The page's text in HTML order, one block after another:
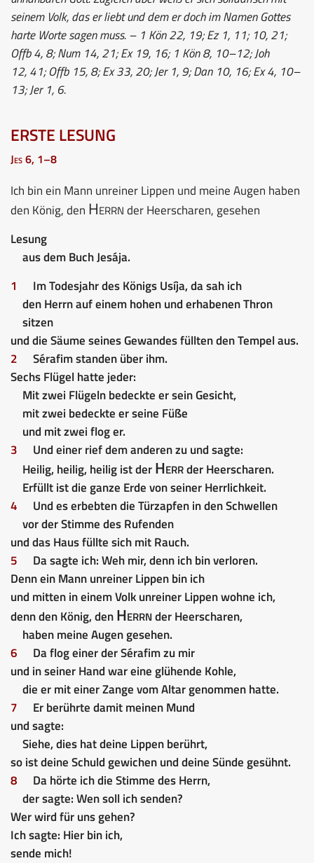
seinem Volk, das er liebt und dem er doch im Namen Gottes
harte Worte sagen muss. – 1 Kön 22, 19; Ez 1, 11; 10, 21;
Offb 4, 8; Num 14, 21; Ex 19, 16; 1 Kön 8, 10–12; Joh
12, 41; Offb 15, 8; Ex 33, 20; Jer 1, 9; Dan 10, 16; Ex 4, 10–
13; Jer 1, 6.
ERSTE LESUNG
Jes 6, 1–8
Ich bin ein Mann unreiner Lippen und meine Augen haben
den König, den Herrnder Heerscharen, gesehen
Lesung
aus dem Buch Jesája.
1
Im Todesjahr des Königs Usíja, da sah ich
den Herrn auf einem hohen und erhabenen Thron
sitzen
und die Säume seines Gewandes füllten den Tempel aus.
2
Sérafim standen über ihm.
Sechs Flügel hatte jeder:
Mit zwei Flügeln bedeckte er sein Gesicht,
mit zwei bedeckte er seine Füße
und mit zwei flog er.
3
Und einer rief dem anderen zu und sagte:
Heilig, heilig, heilig ist derHerrder Heerscharen.
Erfüllt ist die ganze Erde von seiner Herrlichkeit.
4
Und es erbebten die Türzapfen in den Schwellen
vor der Stimme des Rufenden
und das Haus füllte sich mit Rauch.
5
Da sagte ich: Weh mir, denn ich bin verloren.
Denn ein Mann unreiner Lippen bin ich
und mitten in einem Volk unreiner Lippen wohne ich,
denn den König, denHerrnder Heerscharen,
haben meine Augen gesehen.
6
Da flog einer der Sérafim zu mir
und in seiner Hand war eine glühende Kohle,
die er mit einer Zange vom Altar genommen hatte.
7
Er berührte damit meinen Mund
und sagte:
Siehe, dies hat deine Lippen berührt,
so ist deine Schuld gewichen und deine Sünde gesühnt.
8
Da hörte ich die Stimme des Herrn,
der sagte: Wen soll ich senden?
Wer wird für uns gehen?
Ich sagte: Hier bin ich,
sende mich!